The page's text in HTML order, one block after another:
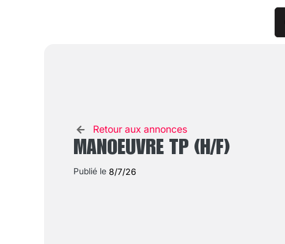
Retour aux annonces
MANOEUVRE TP (H/F)
Publié le 8/7/26